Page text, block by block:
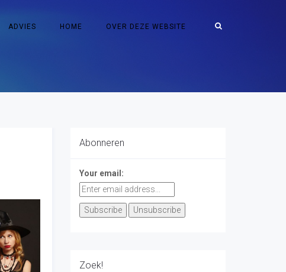
ADVIES HOME OVER DEZE WEBSITE
Abonneren
Your email:
Zoek!